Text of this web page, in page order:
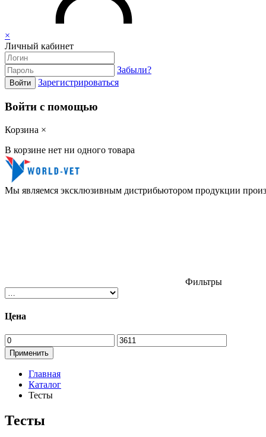
×
Личный кабинет
Забыли?
Войти Зарегистрироваться
Войти с помощью
Корзина ×
В корзине нет ни одного товара
Мы являемся эксклюзивным дистрибьютором продукции
Фильтры
Цена
Применить
Главная
Каталог
Тесты
Тесты